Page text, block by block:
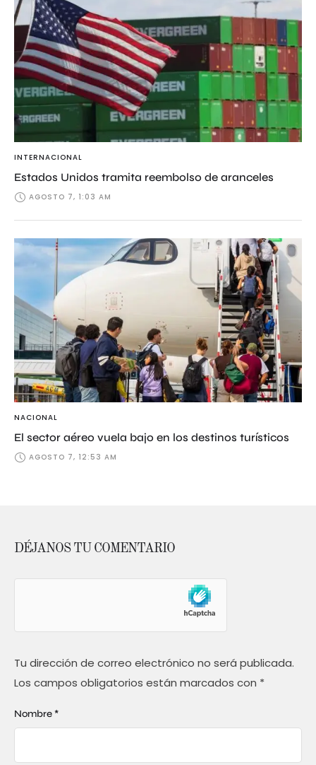
INTERNACIONAL
Estados Unidos tramita reembolso de aranceles
AGOSTO 7, 1:03 AM
NACIONAL
El sector aéreo vuela bajo en los destinos turísticos
AGOSTO 7, 12:53 AM
DÉJANOS TU COMENTARIO
Tu dirección de correo electrónico no será publicada.
Los campos obligatorios están marcados con *
Nombre *